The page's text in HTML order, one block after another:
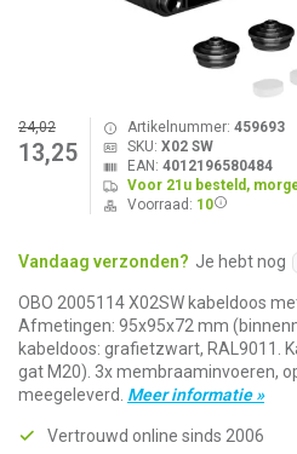
24,02
13,25
Artikelnummer: 459693
SKU: X02 SW
EAN: 4012196580484
Voor 21u besteld,
Voorraad: 10
Vandaag verzonden? Je hebt nog
OBO 2005114 X02SW kabeldoos
Afmetingen: 95x95x72 mm
kabeldoos: grafietzwart, RAL9011.
gat M20). 3x membraaminvoeren,
meegeleverd. Meer informatie »
Vertrouwd online sinds 2006